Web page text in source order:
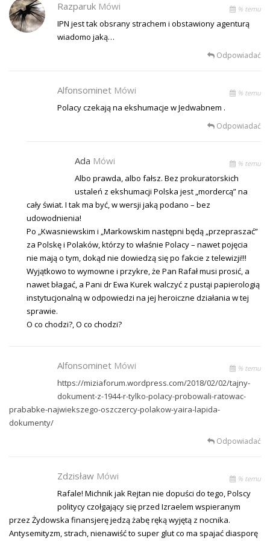
Razparuk Mówi % temu
IPN jest tak obsrany strachem i obstawiony agenturą
wiadomo jaką…
Odpowiadać
Alfonsominet Mówi % temu
Polacy czekają na ekshumacje w Jedwabnem .
Odpowiadać
Ada Mówi % temu
Albo prawda, albo fałsz. Bez prokuratorskich
ustaleń z ekshumacji Polska jest „mordercą” na
cały świat. I tak ma być, w wersji jaką podano – bez
udowodnienia!
Po „Kwasniewskim i „Markowskim następni będą „przepraszać”
za Polskę i Polaków, którzy to właśnie Polacy – nawet pojęcia
nie mają o tym, dokąd nie dowiedzą się po fakcie z telewizji!!!
Wyjątkowo to wymowne i przykre, że Pan Rafał musi prosić, a
nawet błagać, a Pani dr Ewa Kurek walczyć z pustąi papierologią
instytucjonalną w odpowiedzi na jej heroiczne działania w tej
sprawie.
O co chodzi?, O co chodzi?
Alfonsominet Mówi % temu
https://miziaforum.wordpress.com/2018/02/02/tajny-
dokument-z-1944-r-tylko-polacy-probowali-ratowac-
prababke-najwiekszego-oszczercy-polakow-yaira-lapida-
dokumenty/
Odpowiadać
Zdzisław Mówi % temu
Rafale! Michnik jak Rejtan nie dopuści do tego, Polscy
politycy czołgający się przed Izraelem wspieranym
przez Żydowska finansjerę jedzą żabę ręką wyjętą z nocnika.
Antysemityzm, strach, nienawiść to super glut co ma spajać diasporę